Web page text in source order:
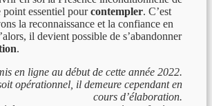
point essentiel pourcontempler. C’est
la reconnaissance et la confiance en
il devient possible de s’abandonner
.
en ligne au début de cette année 2022.
opérationnel, il demeure cependant en
cours d’élaboration.